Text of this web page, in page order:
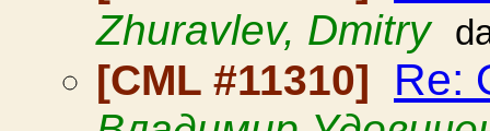
Zhuravlev, Dmitry
[CML #11310] Re: